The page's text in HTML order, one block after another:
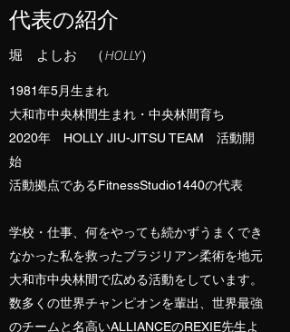
​代表の紹介
堀 よしお （HOLLY）
1981年5月生まれ
大和市中央林間生まれ・中央林間育ち
2020年 HOLLY JIU-JITSU TEAM 活動開
始
活動拠点であるFitnessStudio1440の代表
学校・仕事、何をやっても続かずうまくでき
なかった私を救ったブラジリアン柔術を地元
大和市中央林間で広める活動をしています。
数多くの世界チャンピオンを輩出、世界最強
のチームと名高いALLIANCEのREXIE先生よ